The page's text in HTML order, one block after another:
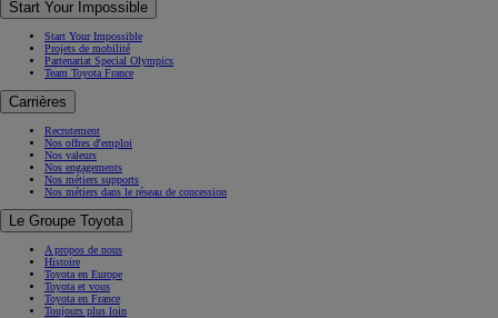
Start Your Impossible
Start Your Impossible
Projets de mobilité
Partenariat Special Olympics
Team Toyota France
Carrières
Recrutement
Nos offres d'emploi
Nos valeurs
Nos engagements
Nos métiers supports
Nos métiers dans le réseau de concession
Le Groupe Toyota
A propos de nous
Histoire
Toyota en Europe
Toyota et vous
Toyota en France
Toujours plus loin